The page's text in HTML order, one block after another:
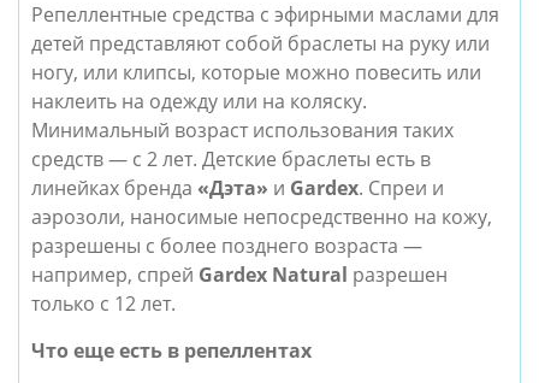
Репеллентные средства с эфирными маслами для
детей представляют собой браслеты на руку или
ногу, или клипсы, которые можно повесить или
наклеить на одежду или на коляску.
Минимальный возраст использования таких
средств — с 2 лет. Детские браслеты есть в
линейках бренда «Дэта» и Gardex. Спреи и
аэрозоли, наносимые непосредственно на кожу,
разрешены с более позднего возраста —
например, спрей Gardex Natural разрешен
только с 12 лет.
Что еще есть в репеллентах